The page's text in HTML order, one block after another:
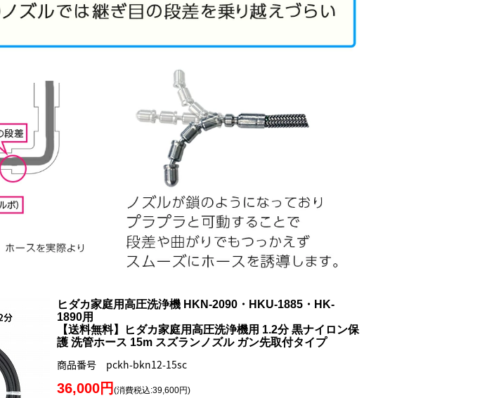
ヒダカ家庭用高圧洗浄機 HKN-2090・HKU-1885・HK-
1890用
【送料無料】ヒダカ家庭用高圧洗浄機用 1.2分 黒ナイロン保
護 洗管ホース 15m スズランノズル ガン先取付タイプ
商品番号 pckh-bkn12-15sc
36,000円 (消費税込:39,600円)